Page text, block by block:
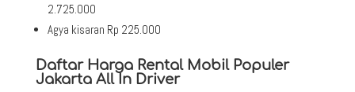
2.725.000
Agya kisaran Rp 225.000
Daftar Harga Rental Mobil Populer
Jakarta All In Driver